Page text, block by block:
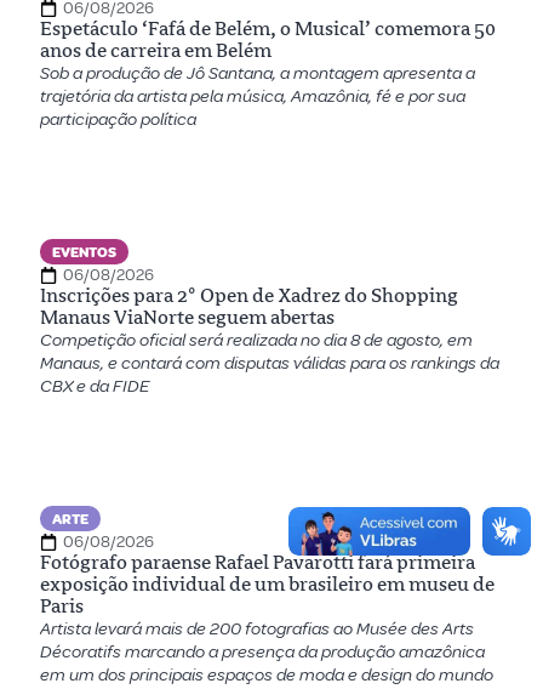
06/08/2026
Espetáculo ‘Fafá de Belém, o Musical’ comemora 50
anos de carreira em Belém
Sob a produção de Jô Santana, a montagem apresenta a
trajetória da artista pela música, Amazônia, fé e por sua
participação política
EVENTOS
06/08/2026
Inscrições para 2º Open de Xadrez do Shopping
Manaus ViaNorte seguem abertas
Competição oficial será realizada no dia 8 de agosto, em
Manaus, e contará com disputas válidas para os rankings da
CBX e da FIDE
ARTE
06/08/2026
Fotógrafo paraense Rafael Pavarotti fará primeira
exposição individual de um brasileiro em museu de
Paris
Artista levará mais de 200 fotografias ao Musée des Arts
Décoratifs marcando a presença da produção amazônica
em um dos principais espaços de moda e design do mundo